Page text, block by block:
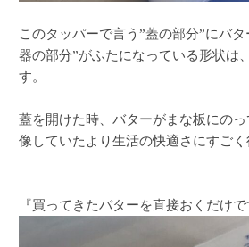
このタッパーで言う”蓋の部分”にバ
器の部分”がふたになっている形状は
す。
蓋を開けた時、バターがまな板にの
像していたより生活の快適さにすごく
『買ってきたバターを直接おくだけで